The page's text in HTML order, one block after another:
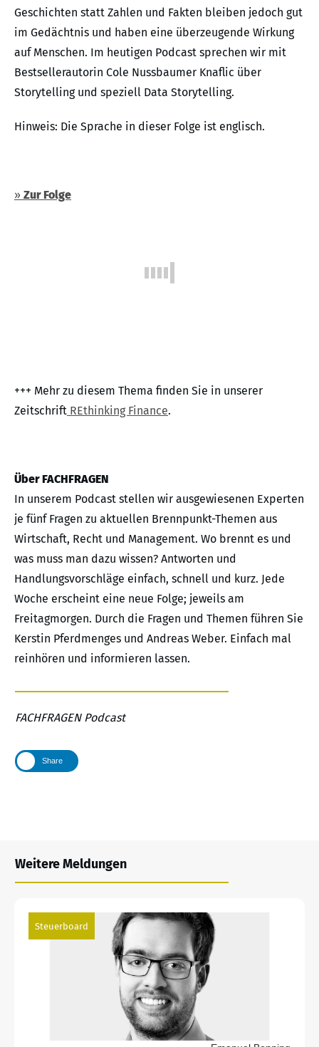
Geschichten statt Zahlen und Fakten bleiben jedoch gut
im Gedächtnis und haben eine überzeugende Wirkung
auf Menschen. Im heutigen Podcast sprechen wir mit
Bestsellerautorin Cole Nussbaumer Knaflic über
Storytelling und speziell Data Storytelling.
Hinweis: Die Sprache in dieser Folge ist englisch.
» Zur Folge
+++ Mehr zu diesem Thema finden Sie in unserer
Zeitschrift REthinking Finance.
Über FACHFRAGEN
In unserem Podcast stellen wir ausgewiesenen Experten
je fünf Fragen zu aktuellen Brennpunkt-Themen aus
Wirtschaft, Recht und Management. Wo brennt es und
was muss man dazu wissen? Antworten und
Handlungsvorschläge einfach, schnell und kurz. Jede
Woche erscheint eine neue Folge; jeweils am
Freitagmorgen. Durch die Fragen und Themen führen Sie
Kerstin Pferdmenges und Andreas Weber. Einfach mal
reinhören und informieren lassen.
FACHFRAGEN Podcast
Share
Weitere Meldungen
Steuerboard